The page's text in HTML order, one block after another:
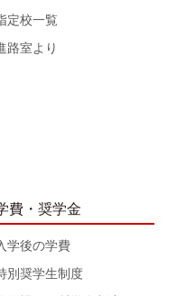
定校一覧
路室より
費・奨学金
学後の学費
別奨学生制度